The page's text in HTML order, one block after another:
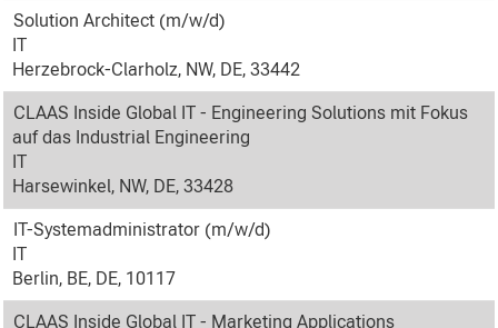
Solution Architect (m/w/d)
IT
Herzebrock-Clarholz, NW, DE, 33442
CLAAS Inside Global IT - Engineering Solutions mit Fokus
auf das Industrial Engineering
IT
Harsewinkel, NW, DE, 33428
IT-Systemadministrator (m/w/d)
IT
Berlin, BE, DE, 10117
CLAAS Inside Global IT - Marketing Applications